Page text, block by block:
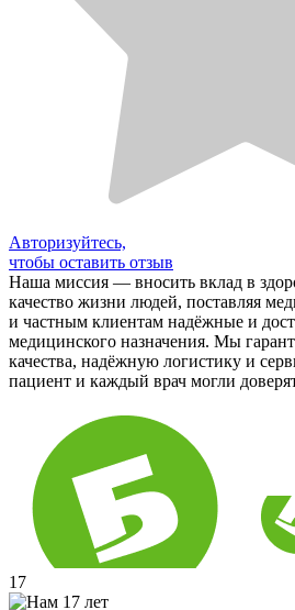
Авторизуйтесь,
чтобы оставить отзыв
Наша миссия — вносить вклад в
качество жизни людей, поставляя
и частным клиентам надёжные и
медицинского назначения. Мы
качества, надёжную логистику и
пациент и каждый врач могли
17